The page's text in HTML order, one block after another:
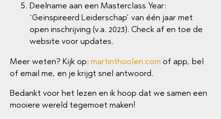
Deelname aan een Masterclass Year:
‘Geïnspireerd Leiderschap’ van één jaar met
open inschrijving (v.a. 2023). Check af en toe de
website voor updates.
Meer weten? Kijk op: martinthoolen.com of app, bel
of email me, en je krijgt snel antwoord.
Bedankt voor het lezen en ik hoop dat we samen een
mooiere wereld tegemoet maken!